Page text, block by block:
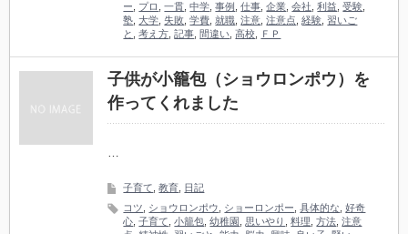
ー
プロ ,一貫 ,中学 ,事例 ,仕事 ,企業 ,会社 ,利益 ,受験
塾 ,大学 ,失敗 ,学費 ,就職 ,注意 ,注意点 ,経験 ,習いご
と
,考え方 ,記事 間違い ,高校 ＦＰ
子供が小籠包（ショウロンポウ）を
作ってくれました
…
子育て ,教育 日記
コツ
ショウロンポウ ショーロンポー ,具体的な ,好奇
心 ,子育て ,小籠包 ,幼稚園 思いやり ,料理 ,方法 ,注意